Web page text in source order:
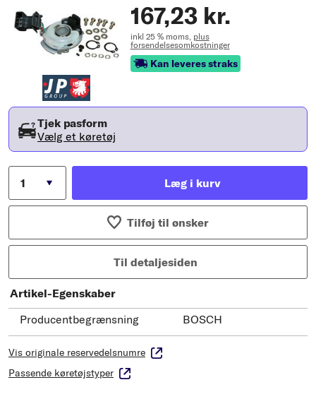
167,23 kr.
inkl 25 % moms, plus
forsendelsesomkostninger
Kan leveres straks
Tjek pasform
Vælg et køretøj
Læg i kurv
Tilføj til ønsker
Til detaljesiden
Artikel-Egenskaber
Producentbegrænsning
BOSCH
Vis originale reservedelsnumre
Passende køretøjstyper